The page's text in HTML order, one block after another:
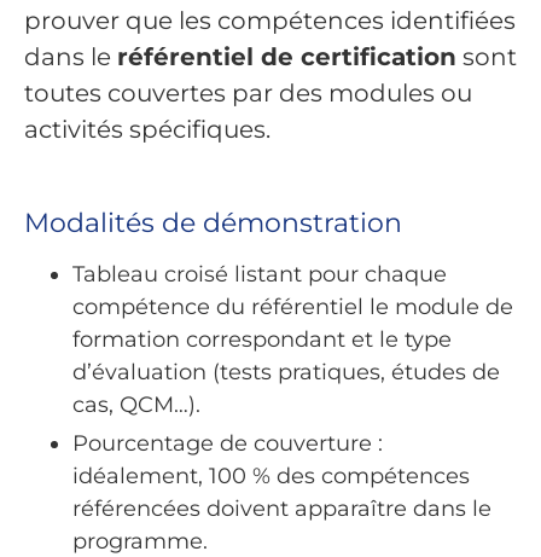
prouver que les compétences identifiées
dans le référentiel de certification sont
toutes couvertes par des modules ou
activités spécifiques.
Modalités de démonstration
Tableau croisé listant pour chaque
compétence du référentiel le module de
formation correspondant et le type
d’évaluation (tests pratiques, études de
cas, QCM…).
Pourcentage de couverture :
idéalement, 100 % des compétences
référencées doivent apparaître dans le
programme.